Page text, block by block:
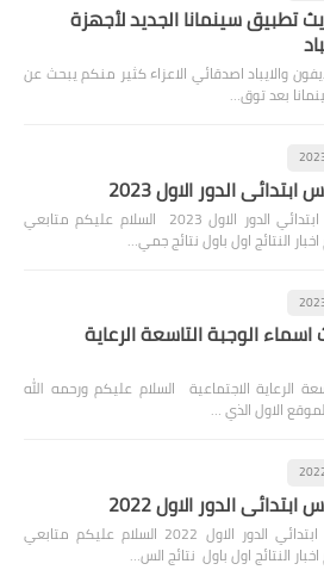
تطبيق سينمانا الجديد لأجهزة
والايباد اصدقائي الاعزاء كثير منكم يبحث عن
بعد توق…
الدور الاول 2023
نتائج السادس ابتدائي الدور الاول 2023 السلام عليكم متابعي
النتائج اول باول نتائج جمي…
الوجبة التاسعة الرعاية
الرعاية الاجتماعية السلام عليكم ورحمه الله
الاول الذي …
الدور الاول 2022
نتائج السادس ابتدائي الدور الاول 2022 السلام عليكم متابعي
النتائج اول باول نتائج الس…